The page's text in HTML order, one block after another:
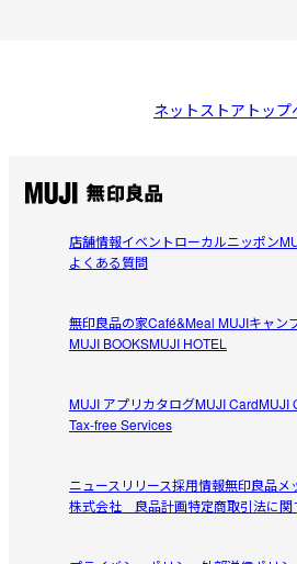
ネットストアトップ
店舗情報イベントローカルニッポン
よくある質問
無印良品の家Café&Meal MUJIキャン
MUJI BOOKSMUJI HOTEL
MUJI アプリカタログMUJI CardMUJI
Tax-free Services
ニュースリリース採用情報無印良品メ
株式会社 良品計画特定商取引法に